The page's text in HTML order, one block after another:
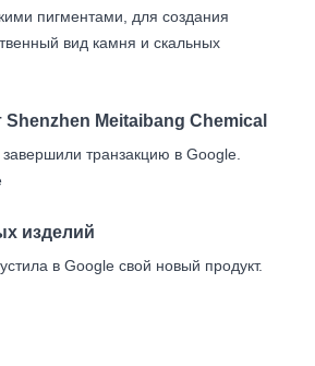
пигментами, для создания
вид камня и скальных
Meitaibang Chemical
транзакцию в Google.
изделий
в Google свой новый продукт.